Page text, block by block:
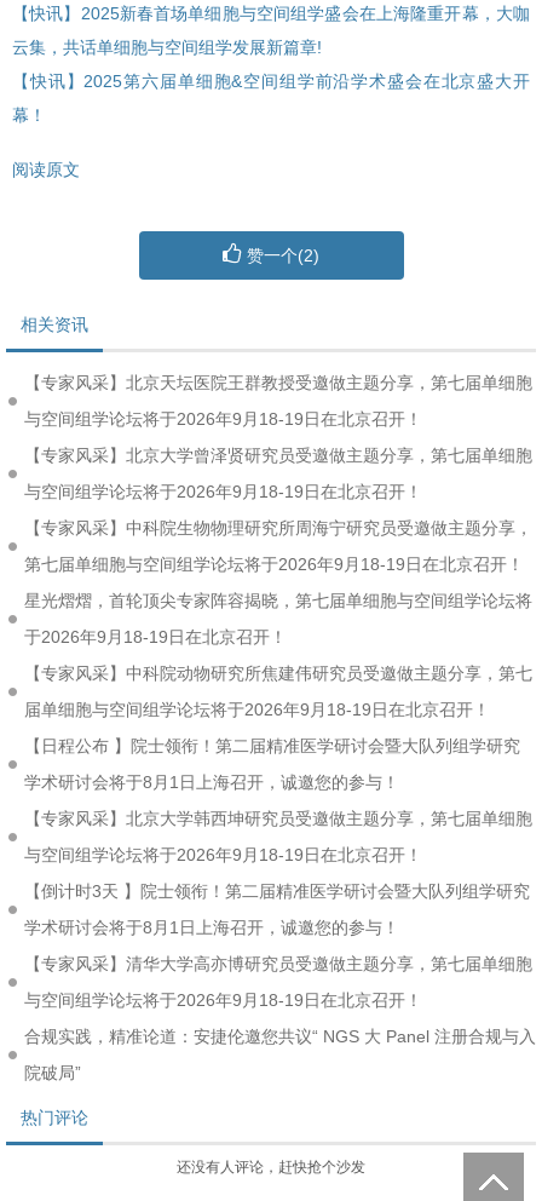
【快讯】2025新春首场单细胞与空间组学盛会在上海隆重开幕，大咖
云集，共话单细胞与空间组学发展新篇章!
【快讯】2025第六届单细胞&空间组学前沿学术盛会在北京盛大开
幕！
阅读原文
赞一个(2)
相关资讯
【专家风采】北京天坛医院王群教授受邀做主题分享，第七届单细胞
与空间组学论坛将于2026年9月18-19日在北京召开！
【专家风采】北京大学曾泽贤研究员受邀做主题分享，第七届单细胞
与空间组学论坛将于2026年9月18-19日在北京召开！
【专家风采】中科院生物物理研究所周海宁研究员受邀做主题分享，
第七届单细胞与空间组学论坛将于2026年9月18-19日在北京召开！
星光熠熠，首轮顶尖专家阵容揭晓，第七届单细胞与空间组学论坛将
于2026年9月18-19日在北京召开！
【专家风采】中科院动物研究所焦建伟研究员受邀做主题分享，第七
届单细胞与空间组学论坛将于2026年9月18-19日在北京召开！
【日程公布 】院士领衔！第二届精准医学研讨会暨大队列组学研究
学术研讨会将于8月1日上海召开，诚邀您的参与！
【专家风采】北京大学韩西坤研究员受邀做主题分享，第七届单细胞
与空间组学论坛将于2026年9月18-19日在北京召开！
【倒计时3天 】院士领衔！第二届精准医学研讨会暨大队列组学研究
学术研讨会将于8月1日上海召开，诚邀您的参与！
【专家风采】清华大学高亦博研究员受邀做主题分享，第七届单细胞
与空间组学论坛将于2026年9月18-19日在北京召开！
合规实践，精准论道：安捷伦邀您共议“ NGS 大 Panel 注册合规与入
院破局”
热门评论
还没有人评论，赶快抢个沙发